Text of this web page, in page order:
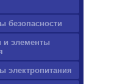
безопасности
и элементы
электропитания